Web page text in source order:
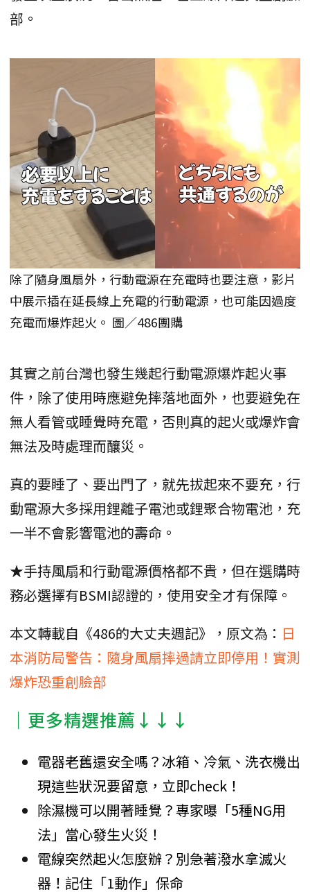
部。
除了隨身風扇外，行動電源在充電時也要注意，影片
中展示插在延長線上充電的行動電源，也可能因過度
充電而爆炸起火。 圖／486團購
其實之前台灣也發生幾起行動電源爆炸起火事
件，除了使用時應避免摔落地面外，也要避免在
無人看管或睡覺時充電，否則真的起火或爆炸會
無法及時處理而釀災。
真的要睡了、要出門了，就先拔起來不要充，行
動電源大多採用鋰離子電池或鋰聚合物電池，充
一半不會影響電池的壽命。
★手持風扇和行動電源價格都不貴，但在選購時
務必選擇有BSMI認證的，使用安全才有保障。
本文轉載自《486的大丈夫週記》，原文為： 日
本消防局警告：隨身風扇摔過請立即停用！實測
爆炸恐重創臉部
│更多精選推薦↓↓↓
電器老舊還安全嗎？冰箱、冷氣、洗衣機出
現這些狀況要留意，立即check！
除濕機可以開著睡覺？專家曝「5種NG用
法」當心發生火災！
電線突然起火怎麼辦？別急著潑水拿滅火
器！記住「1動作」保命